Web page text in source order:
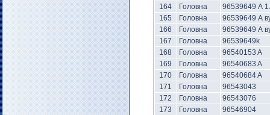
164
Головна
96539649 А
165
Головна
96539649 А
166
Головна
96539649 А
167
Головна
96539649k
168
Головна
96540153 A
169
Головна
96540683 A
170
Головна
96540684 A
171
Головна
96543043
172
Головна
96543076
173
Головна
96546904